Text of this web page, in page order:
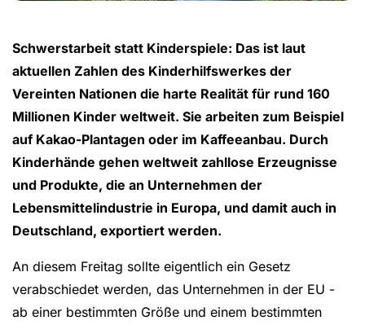
Schwerstarbeit statt Kinderspiele: Das ist laut
aktuellen Zahlen des Kinderhilfswerkes der
Vereinten Nationen die harte Realität für rund 160
Millionen Kinder weltweit. Sie arbeiten zum Beispiel
auf Kakao-Plantagen oder im Kaffeeanbau. Durch
Kinderhände gehen weltweit zahllose Erzeugnisse
und Produkte, die an Unternehmen der
Lebensmittelindustrie in Europa, und damit auch in
Deutschland, exportiert werden.
An diesem Freitag sollte eigentlich ein Gesetz
verabschiedet werden, das Unternehmen in der EU -
ab einer bestimmten Größe und einem bestimmten